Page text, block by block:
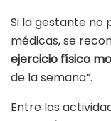
Si la gestante no
médicas, se
ejercicio físico
de la semana”.
Entre las